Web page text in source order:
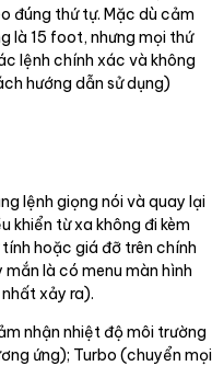
đúng thứ tự. Mặc dù cảm
là 15 foot, nhưng mọi thứ
lệnh chính xác và không
hướng dẫn sử dụng)
lệnh giọng nói và quay lại
khiển từ xa không đi kèm
hoặc giá đỡ trên chính
là có menu màn hình
xảy ra).
nhận nhiệt độ môi trường
ứng); Turbo (chuyển mọi